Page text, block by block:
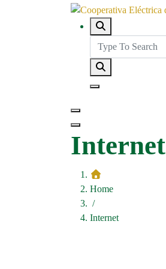
Internet
Home
/
Internet